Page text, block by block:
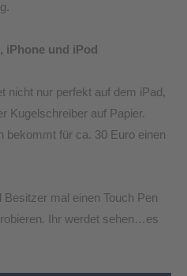
iPhone und iPod
nicht nur perfekt auf dem iPad,
Kugelschreiber auf Papier.
bekommt für ca. 30 Euro einen
mal einen Touch Pen
Ihr werdet sehen…es